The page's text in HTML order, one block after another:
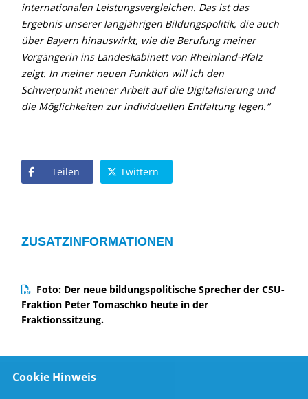
internationalen Leistungsvergleichen. Das ist das
Ergebnis unserer langjährigen Bildungspolitik, die auch
über Bayern hinauswirkt, wie die Berufung meiner
Vorgängerin ins Landeskabinett von Rheinland-Pfalz
zeigt. In meiner neuen Funktion will ich den
Schwerpunkt meiner Arbeit auf die Digitalisierung und
die Möglichkeiten zur individuellen Entfaltung legen.“
Teilen Twittern
ZUSATZINFORMATIONEN
Foto: Der neue bildungspolitische Sprecher der CSU-
Fraktion Peter Tomaschko heute in der
Fraktionssitzung.
Cookie Hinweis